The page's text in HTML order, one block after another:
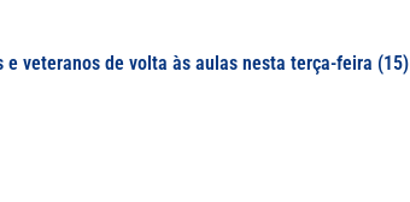
e veteranos de volta às aulas nesta terça-feira (15)